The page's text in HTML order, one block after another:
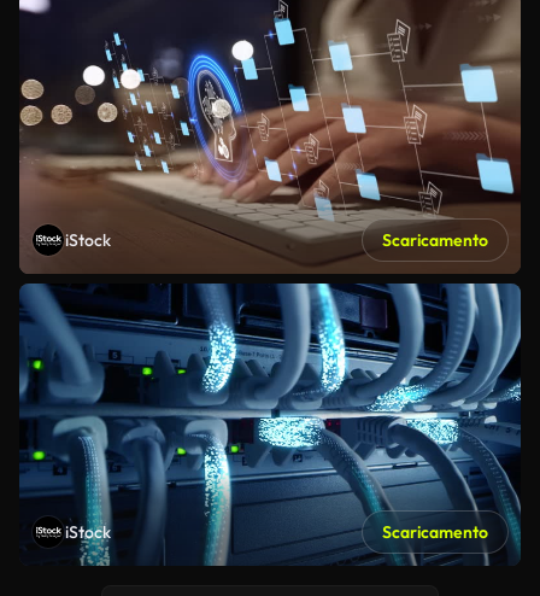
iStock Scaricamento
iStock Scaricamento